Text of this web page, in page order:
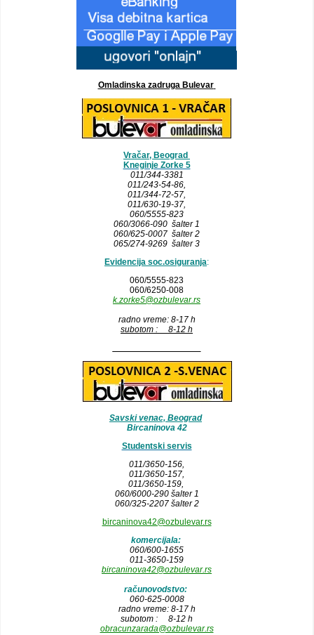
Omladinska zadruga Bulevar
Vračar, Beograd
Kneginje Zorke 5
011/344-3381
011/243-54-86,
011/344-72-57,
011/630-19-37,
060/5555-823
060/3066-090 šalter 1
060/625-0007 šalter 2
065/274-9269 šalter 3
Evidencija soc.osiguranja:
060/5555-823
060/6250-008
k.zorke5@ozbulevar.rs
radno vreme: 8-17 h
subotom : 8-12 h
Savski venac, Beograd
Bircaninova 42
Studentski servis
011/3650-156,
011/3650-157,
011/3650-159,
060/6000-290 šalter 1
060/325-2207 šalter 2
bircaninova42@ozbulevar.rs
komercijala:
060/600-1655
011-3650-159
bircaninova42@ozbulevar.rs
računovodstvo:
060-625-0008
radno vreme: 8-17 h
subotom : 8-12 h
obracunzarada@ozbulevar.rs